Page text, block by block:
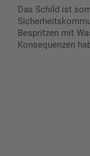
Das Schild ist
Bespritzen mit
Konsequenzen